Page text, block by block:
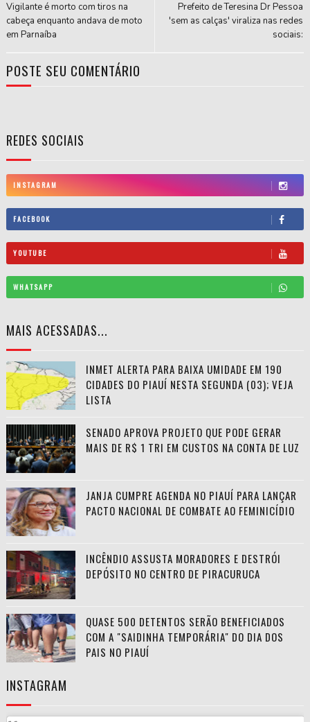
Prefeito de Teresina Dr Pessoa
'sem as calças' viraliza nas redes
sociais:
Vigilante é morto com tiros na
cabeça enquanto andava de moto
em Parnaíba
POSTE SEU COMENTÁRIO
REDES SOCIAIS
INSTAGRAM
FACEBOOK
YOUTUBE
WHATSAPP
MAIS ACESSADAS...
INMET ALERTA PARA BAIXA UMIDADE EM 190
CIDADES DO PIAUÍ NESTA SEGUNDA (03); VEJA
LISTA
SENADO APROVA PROJETO QUE PODE GERAR
MAIS DE R$ 1 TRI EM CUSTOS NA CONTA DE LUZ
JANJA CUMPRE AGENDA NO PIAUÍ PARA LANÇAR
PACTO NACIONAL DE COMBATE AO FEMINICÍDIO
INCÊNDIO ASSUSTA MORADORES E DESTRÓI
DEPÓSITO NO CENTRO DE PIRACURUCA
QUASE 500 DETENTOS SERÃO BENEFICIADOS
COM A "SAIDINHA TEMPORÁRIA" DO DIA DOS
PAIS NO PIAUÍ
INSTAGRAM